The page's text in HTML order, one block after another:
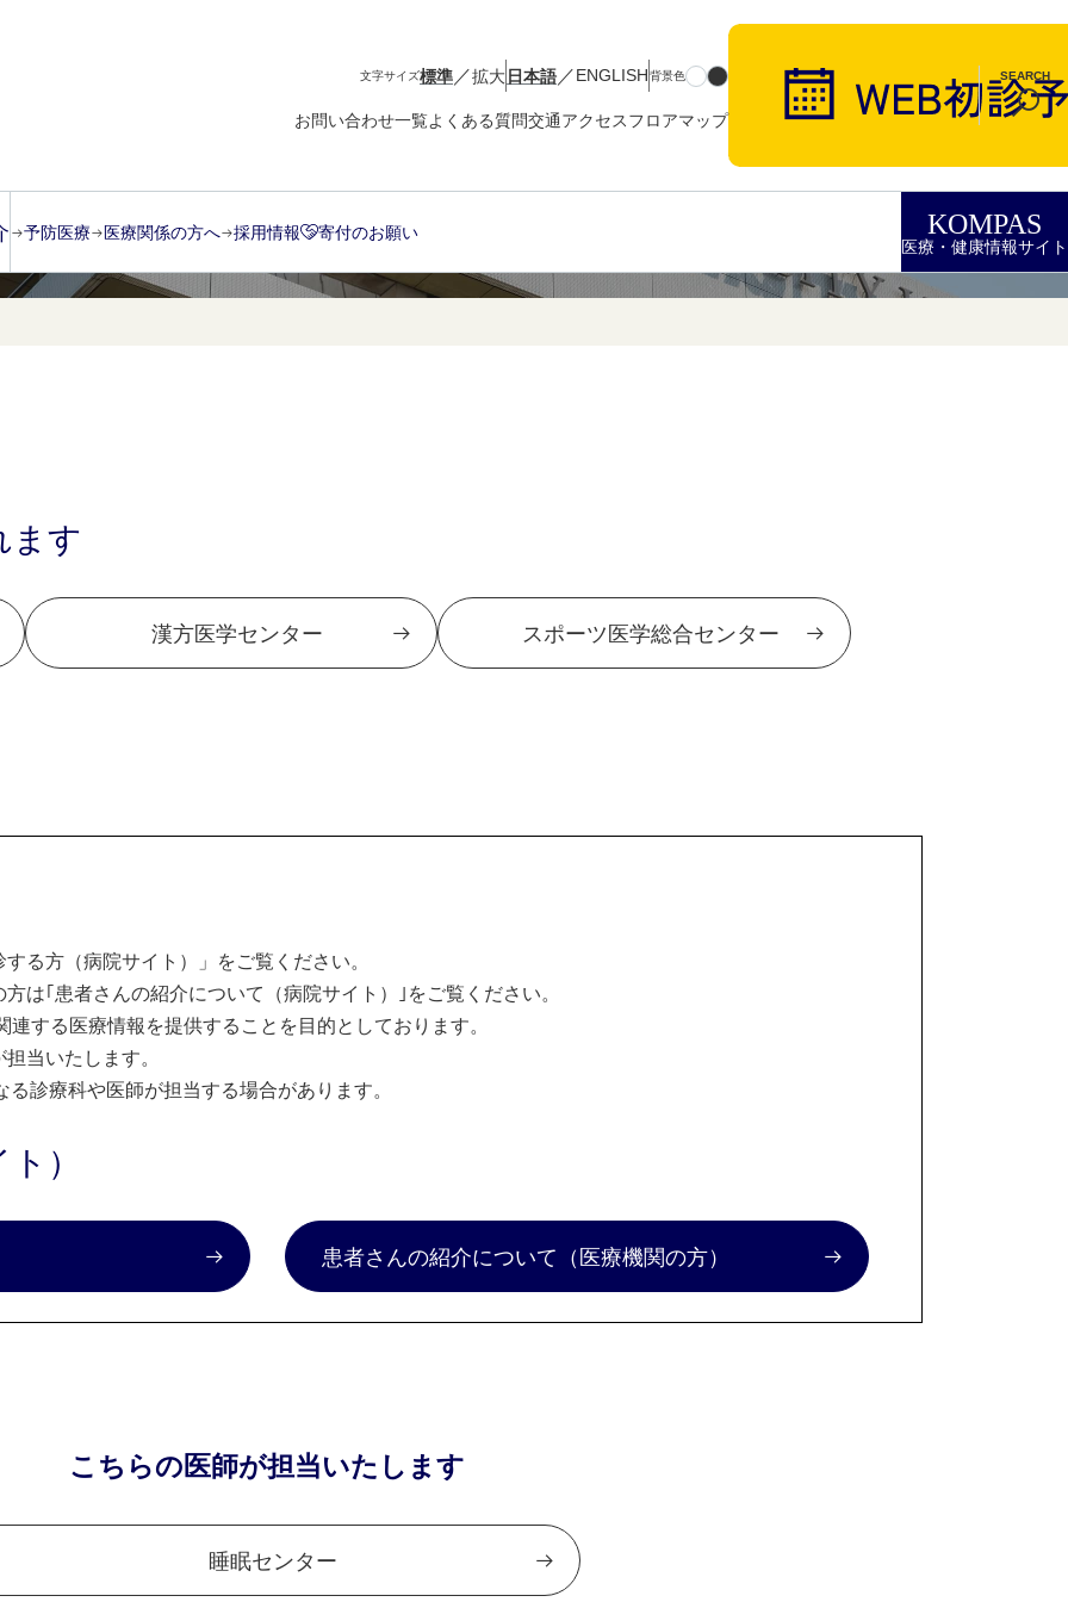
文字サイズ標準／拡大日本語／ENGLISH背景色
お問い合わせ一覧よくある質問交通アクセスフロアマップ
SEARCH
予防医療 医療関係の方へ 採用情報 寄付のお願い KOMPAS
医療・健康情報サイト
ます
漢方医学センター スポーツ医学総合センター
る方（病院サイト）」をご覧ください。
は｢患者さんの紹介について（病院サイト）｣をご覧ください。
する医療情報を提供することを目的としております。
当いたします。
診療科や医師が担当する場合があります。
）
患者さんの紹介について （医療機関の方）
こちらの医師が担当いたします
睡眠センター